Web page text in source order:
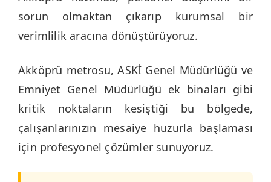
sorun olmaktan çıkarıp kurumsal bir
verimlilik aracına dönüştürüyoruz.
Akköprü metrosu, ASKİ Genel Müdürlüğü ve
Emniyet Genel Müdürlüğü ek binaları gibi
kritik noktaların kesiştiği bu bölgede,
çalışanlarınızın mesaiye huzurla başlaması
için profesyonel çözümler sunuyoruz.